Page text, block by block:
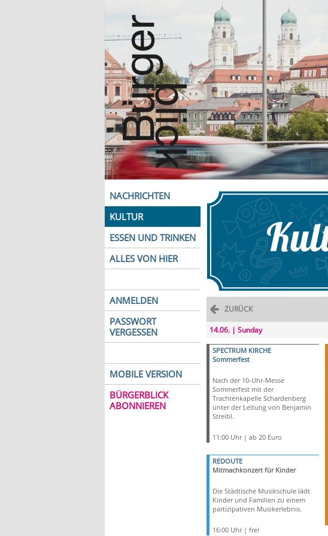
NACHRICHTEN
KULTUR
ESSEN UND TRINKEN
ALLES VON HIER
ANMELDEN
PASSWORT
VERGESSEN
MOBILE VERSION
BÜRGERBLICK
ABONNIEREN
ZURÜCK
14.06. | Sunday
SPECTRUM KIRCHE
Sommerfest
Nach der 10-Uhr-Messe
Sommerfest mit der
Trachtenkapelle Schardenberg
unter der Leitung von Benjamin
Streibl.
11:00 Uhr | ab 20 Euro
REDOUTE
Mitmachkonzert für Kinder
Die Städtische Musikschule lädt
Kinder und Familien zu einem
partizipativen Musikerlebnis.
16:00 Uhr | frei